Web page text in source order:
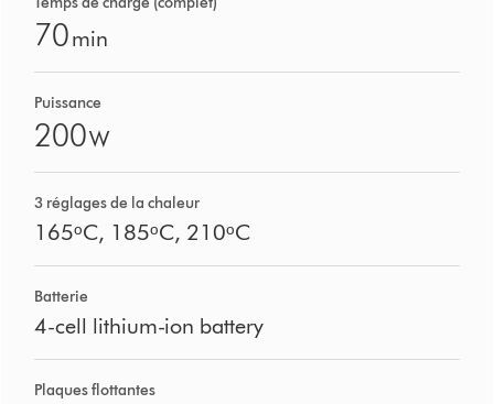
70min
Puissance
200W
3 réglages de la chaleur
165ᵒC, 185ᵒC, 210ᵒC
Batterie
4-cell lithium-ion battery
Plaques flottantes